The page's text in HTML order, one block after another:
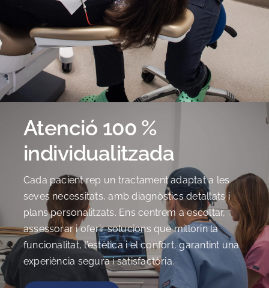
Atenció 100 %
individualitzada
Cada pacient rep un tractament adaptat a les
seves necessitats, amb diagnòstics detallats i
plans personalitzats. Ens centrem a escoltar,
assessorar i oferir solucions que millorin la
funcionalitat, l’estètica i el confort, garantint una
experiència segura i satisfactòria.